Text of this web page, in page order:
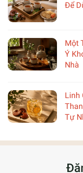
Để
Một
Ý
Nhà
Linh
Tự